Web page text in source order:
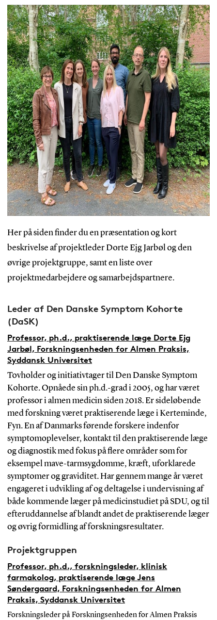
Her på siden finder du en præsentation og kort
beskrivelse af projektleder Dorte Ejg Jarbøl og den
øvrige projektgruppe, samt en liste over
projektmedarbejdere og samarbejdspartnere.
Leder af Den Danske Symptom Kohorte
(DaSK)
Professor, ph.d., praktiserende læge Dorte Ejg
Jarbøl, Forskningsenheden for Almen Praksis,
Syddansk Universitet
Tovholder og initiativtager til Den Danske Symptom
Kohorte. Opnåede sin ph.d.-grad i 2005, og har været
professor i almen medicin siden 2018. Er sideløbende
med forskning været praktiserende læge i Kerteminde,
Fyn. En af Danmarks førende forskere indenfor
symptomoplevelser, kontakt til den praktiserende læge
og diagnostik med fokus på flere områder som for
eksempel mave-tarmsygdomme, kræft, uforklarede
symptomer og graviditet. Har gennem mange år været
engageret i udvikling af og deltagelse i undervisning af
både kommende læger på medicinstudiet på SDU, og til
efteruddannelse af blandt andet de praktiserende læger
og øvrig formidling af forskningsresultater.
Projektgruppen
Professor, ph.d., forskningsleder, klinisk
farmakolog, praktiserende læge Jens
Søndergaard, Forskningsenheden for Almen
Praksis, Syddansk Universitet
Forskningsleder på Forskningsenheden for Almen Praksis